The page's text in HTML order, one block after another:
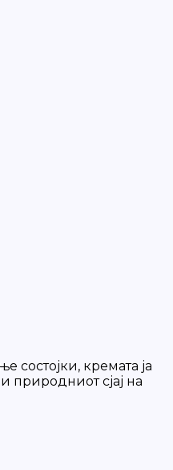
состојки, кремата ја
природниот сјај на